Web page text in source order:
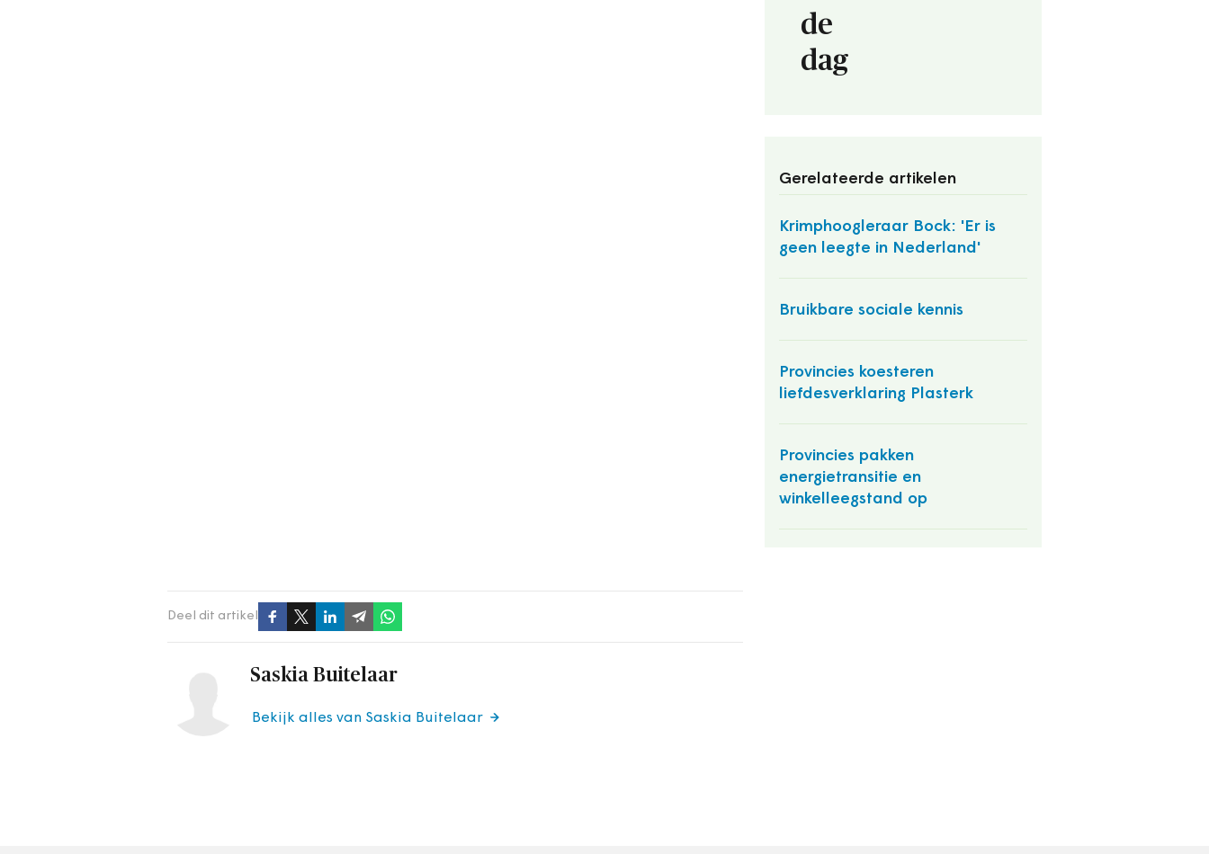
de
dag
Gerelateerde artikelen
Krimphoogleraar Bock: 'Er is
geen leegte in Nederland'
Bruikbare sociale kennis
Provincies koesteren
liefdesverklaring Plasterk
Provincies pakken
energietransitie en
winkelleegstand op
Deel dit artikel
Saskia Buitelaar
Bekijk alles van Saskia Buitelaar